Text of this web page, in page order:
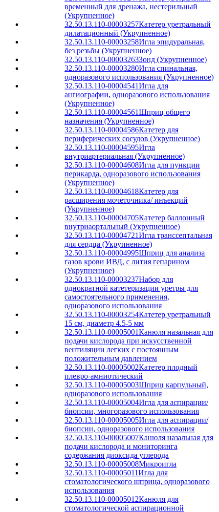
временный для дренажа, нестерильный
(Укрупненное)
32.50.13.110-00003257Катетер уретральный
дилатационный (Укрупненное)
32.50.13.110-00003258Игла эпидуральная,
без резьбы (Укрупненное)
32.50.13.110-00003263Зонд (Укрупненное)
32.50.13.110-00003280Игла спинальная,
одноразового использования (Укрупненное)
32.50.13.110-00004541Игла для
ангиографии, одноразового использования
(Укрупненное)
32.50.13.110-00004561Шприц общего
назначения (Укрупненное)
32.50.13.110-00004586Катетер для
периферических сосудов (Укрупненное)
32.50.13.110-00004595Игла
внутриартериальная (Укрупненное)
32.50.13.110-00004608Игла для пункции
перикарда, одноразового использования
(Укрупненное)
32.50.13.110-00004618Катетер для
расширения мочеточника/ инъекций
(Укрупненное)
32.50.13.110-00004705Катетер баллонный
внутриаортальный (Укрупненное)
32.50.13.110-00004721Игла транссептальная
для сердца (Укрупненное)
32.50.13.110-00004995Шприц для анализа
газов крови ИВД, с лития гепарином
(Укрупненное)
32.50.13.110-00003237Набор для
однократной катетеризации уретры для
самостоятельного применения,
одноразового использования
32.50.13.110-00003254Катетер уретральный
15 см, диаметр 4.5-5 мм
32.50.13.110-00005001Канюля назальная для
подачи кислорода при искусственной
вентиляции легких с постоянным
положительным давлением
32.50.13.110-00005002Катетер плодный
плевро-амниотический
32.50.13.110-00005003Шприц карпульный,
одноразового использования
32.50.13.110-00005004Игла для аспирации/
биопсии, многоразового использования
32.50.13.110-00005005Игла для аспирации/
биопсии, одноразового использования
32.50.13.110-00005007Канюля назальная для
подачи кислорода и мониторинга
содержания диоксида углерода
32.50.13.110-00005008Микроигла
32.50.13.110-00005011Игла для
стоматологического шприца, одноразового
использования
32.50.13.110-00005012Канюля для
стоматологической аспирационной